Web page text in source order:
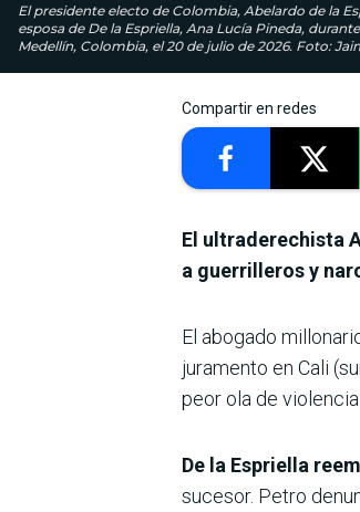
El presidente electo de Colombia, Abelardo de la
esposa de De la Espriella, Ana Lucía Pineda,
Medellín, Colombia, el 20 de julio de 2026. Foto:
Compartir en redes
El ultraderechista
a guerrilleros y
El abogado
juramento en Cali
peor ola de violencia
De la Espriella
sucesor. Petro